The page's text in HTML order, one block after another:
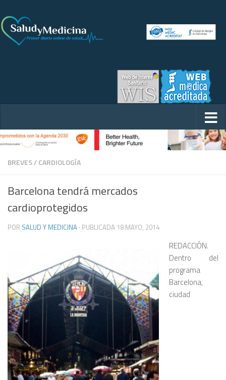
BREVES/CARDIOLOGÍA
Barcelona tendrá mercados
cardioprotegidos
POR SALUD Y MEDICINA · PUBLICADA 18 MAYO, 2014
REDACCIÓN.
Dentro del
programa
Barcelona,
ciudad